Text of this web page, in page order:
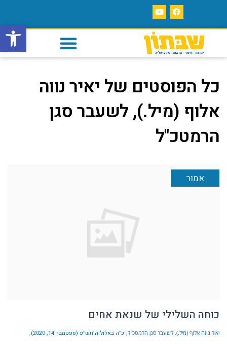
פתח
כל הפוסטים של יאיר נווה
אלוף (מיל.), לשעבר סגן
הרמטכ"ל
אמור
כוחה השלילי של שנאת אחים
יאיר נווה אלוף (מיל.), לשעבר סגן הרמטכ"ל כ״ה באלול ה׳תש״פ (ספטמבר 14, 2020)